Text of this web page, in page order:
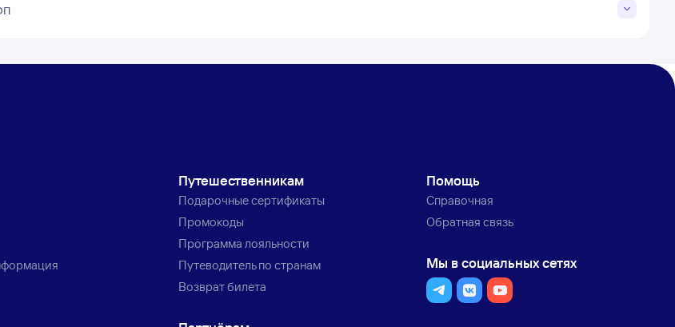
Путешественникам
Подарочные сертификаты
Промокоды
Программа лояльности
Путеводитель по странам
Возврат билета
Помощь
Справочная
Обратная связь
Мы в социальных сетях